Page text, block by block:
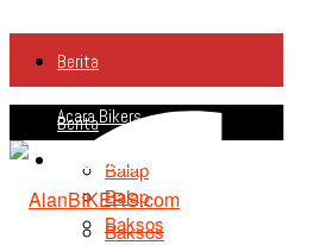
Berita
Acara Bikers
Balap
Baksos
Berita
Acara Bikers
Balap
Baksos